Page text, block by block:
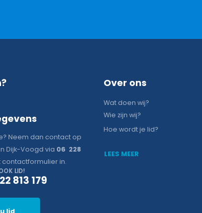
Neem dan contact op
Dijk-Voogd via 06 228
contactformulier in.
LID!
813 179
lid
Over ons
Wat doen wij?
Wie zijn wij?
Hoe wordt je lid?
LEES MEER